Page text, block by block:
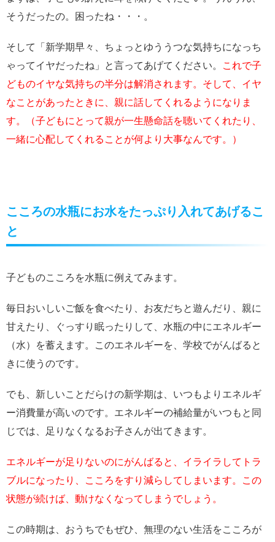
そうだったの。困ったね・・・。
そして「新学期早々、ちょっとゆううつな気持ちになっち
ゃってイヤだったね」と言ってあげてください。
これで子
どものイヤな気持ちの半分は解消されます。そして、イヤ
なことがあったときに、親に話してくれるようになりま
す。（子どもにとって親が一生懸命話を聴いてくれたり、
一緒に心配してくれることが何より大事なんです。）
こころの水瓶にお水をたっぷり入れてあげるこ
と
子どものこころを水瓶に例えてみます。
毎日おいしいご飯を食べたり、お友だちと遊んだり、親に
甘えたり、ぐっすり眠ったりして、水瓶の中にエネルギー
（水）を蓄えます。このエネルギーを、学校でがんばると
きに使うのです。
でも、新しいことだらけの新学期は、いつもよりエネルギ
ー消費量が高いのです。エネルギーの補給量がいつもと同
じでは、足りなくなるお子さんが出てきます。
エネルギーが足りないのにがんばると、イライラしてトラ
ブルになったり、こころをすり減らしてしまいます。この
状態が続けば、動けなくなってしまうでしょう。
この時期は、おうちでもぜひ、無理のない生活をこころが